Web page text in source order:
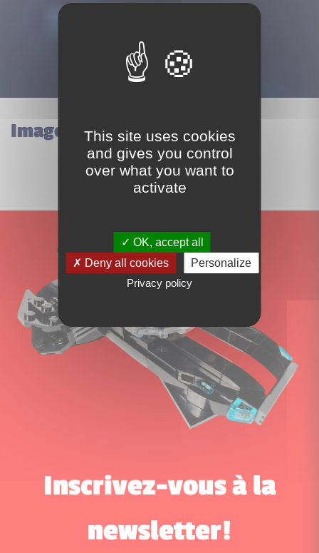
Images du set Lego 11209
Inscrivez-vous à la
newsletter!
This site uses cookies
and gives you control
over what you want to
activate
OK, accept all
Deny all cookies
Personalize
Privacy policy